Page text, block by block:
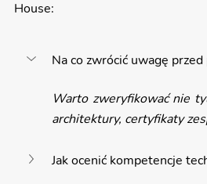
House:
Na co zwrócić uwagę
Warto zweryfikować nie
architektury, certyfikaty
Jak ocenić kompetencje